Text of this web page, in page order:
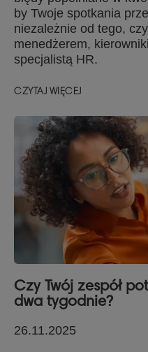
by Twoje spotkania
niezależnie od tego,
menedżerem,
specjalistą HR.
CZYTAJ WIĘCEJ
Czy Twój zespół
dwa tygodnie?
26.11.2025